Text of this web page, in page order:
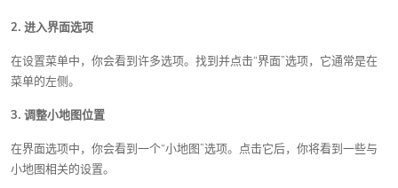
2. 进入界面选项
在设置菜单中，你会看到许多选项。找到并点击“界面”选项，它通常是在
菜单的左侧。
3. 调整小地图位置
在界面选项中，你会看到一个“小地图”选项。点击它后，你将看到一些与
小地图相关的设置。